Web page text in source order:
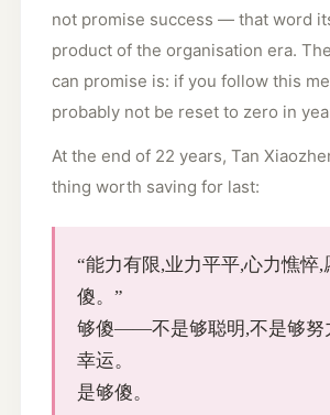
not promise success — that word
product of the organisation era.
can promise is: if you follow this
probably not be reset to zero in
At the end of 22 years, Tan
thing worth saving for last:
“能力有限,业力平平,心力憔
傻。”
够傻——不是够聪明,不是够努
幸运。
是够傻。